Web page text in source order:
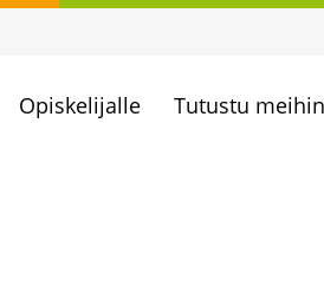
Opiskelijalle Tutustu meihin